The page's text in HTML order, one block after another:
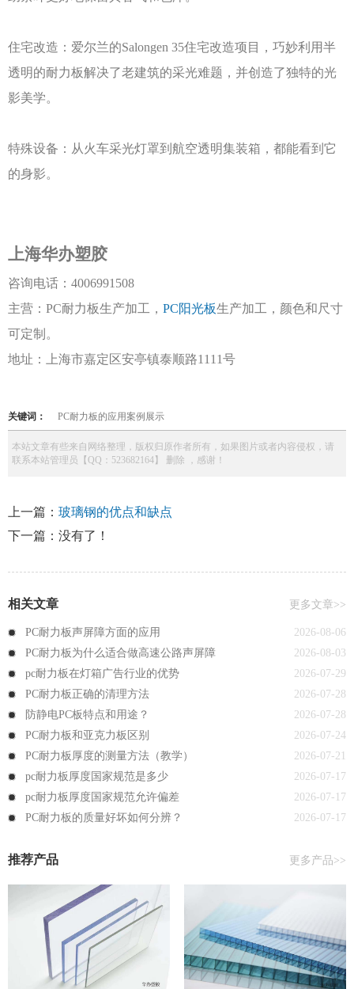
住宅改造：爱尔兰的Salongen 35住宅改造项目，巧妙利用半
透明的耐力板解决了老建筑的采光难题，并创造了独特的光
影美学。
特殊设备：从火车采光灯罩到航空透明集装箱，都能看到它
的身影。
上海华办塑胶
咨询电话： 4006991508
主营： PC耐力板生产加工， PC阳光板生产加工，颜色和尺寸
可定制。
地址：上海市嘉定区安亭镇泰顺路1111号
关键词： PC耐力板的应用案例展示
本站文章有些来自网络整理，版权归原作者所有，如果图片或者内容侵权，请
联系本站管理员【QQ：523682164】 删除 ，感谢！
上一篇： 玻璃钢的优点和缺点
下一篇： 没有了！
相关文章 更多文章>>
PC耐力板声屏障方面的应用
2026-08-06
PC耐力板为什么适合做高速公路声屏障
2026-08-03
pc耐力板在灯箱广告行业的优势
2026-07-29
PC耐力板正确的清理方法
2026-07-28
防静电PC板特点和用途？
2026-07-28
PC耐力板和亚克力板区别
2026-07-24
PC耐力板厚度的测量方法（教学）
2026-07-21
pc耐力板厚度国家规范是多少
2026-07-17
pc耐力板厚度国家规范允许偏差
2026-07-17
PC耐力板的质量好坏如何分辨？
2026-07-17
推荐产品 更多产品>>